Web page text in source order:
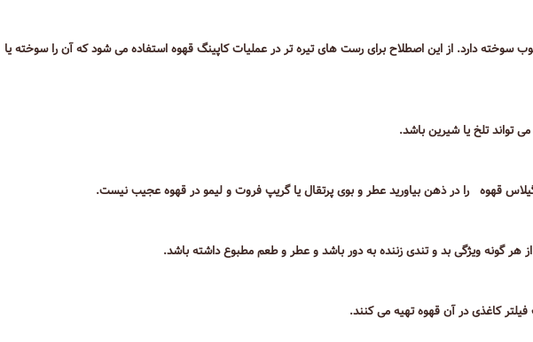
سوخته دارد. از این اصطلاح برای رست های تیره تر در عملیات کاپینگ قهوه استفاده می شود که آن را سوخته یا
تواند تلخ یا شیرین باشد.
قهوه را در ذهن بیاورید عطر و بوی پرتقال یا گریپ فروت و لیمو در قهوه عجیب نیست.
هر گونه ویژگی بد و تندی زننده به دور باشد و عطر و طعم مطبوع داشته باشد.
کاغذی در آن قهوه تهیه می کنند.